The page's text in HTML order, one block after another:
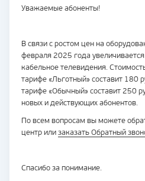
Уважаемые абоненты!
В связи с ростом цен на
февраля 2025 года увеличивается
кабельное телевидения.
тарифе «Льготный» составит 180
тарифе «Обычный» составит 250
новых и действующих абонентов.
По всем вопросам вы можете
центр или заказать Обратный
Спасибо за понимание.